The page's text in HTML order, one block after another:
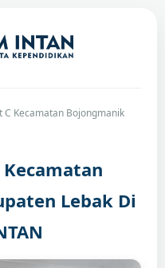
C Kecamatan Bojongmanik
Lebak Di